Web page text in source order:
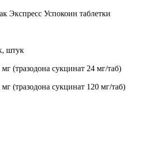
Экспресс Успокоин таблетки
штук
(тразодона сукцинат 24 мг/таб)
(тразодона сукцинат 120 мг/таб)